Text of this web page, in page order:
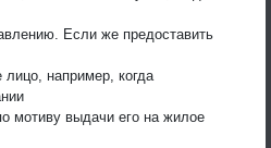
Если же предоставить
например, когда
мотиву выдачи его на жилое